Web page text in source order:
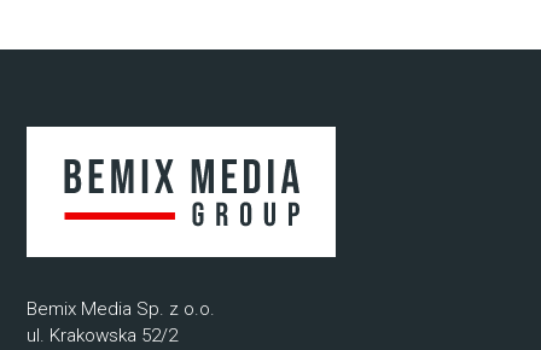
Bemix Media Sp. z o.o.
ul. Krakowska 52/2